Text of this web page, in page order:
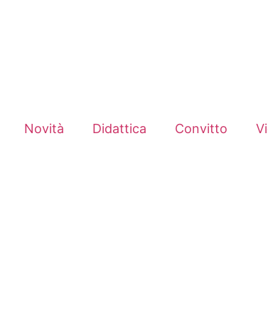
Novità Didattica Convitto